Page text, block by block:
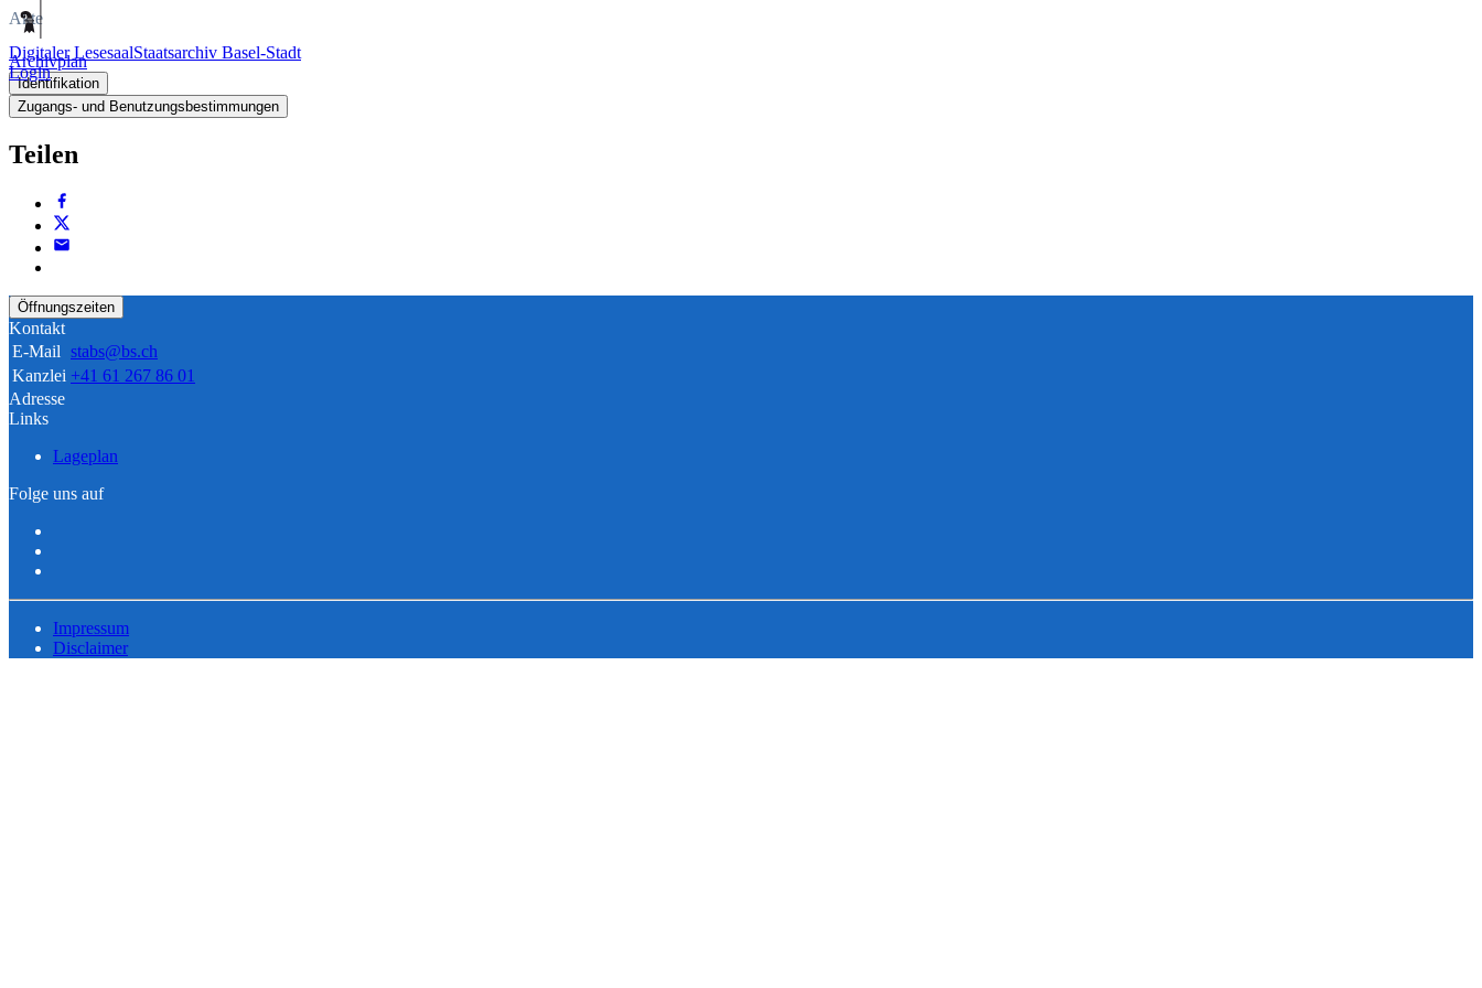
Digitaler LesesaalStaatsarchiv Basel-Stadt
Login
Akte
Archivplan
Identifikation
Zugangs- und Benutzungsbestimmungen
Teilen
Öffnungszeiten
Kontakt
E-Mail stabs@bs.ch
Kanzlei +41 61 267 86 01
Adresse
Links
Lageplan
Folge uns auf
Impressum
Disclaimer